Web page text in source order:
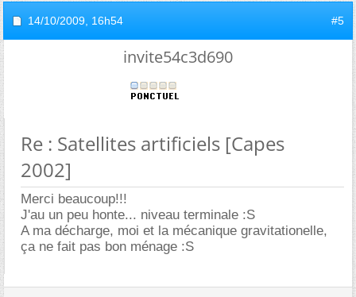
14/10/2009, 16h54 #5
invite54c3d690
Re : Satellites artificiels [Capes
2002]
Merci beaucoup!!!
J'au un peu honte... niveau terminale :S
A ma décharge, moi et la mécanique gravitationelle,
ça ne fait pas bon ménage :S